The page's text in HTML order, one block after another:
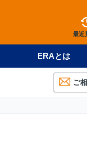
最近
ERAとは
ご